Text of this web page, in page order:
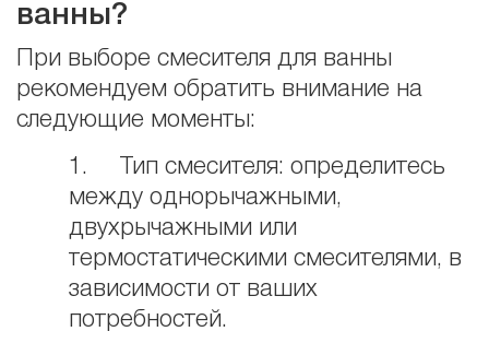
ванны?
При выборе смесителя для ванны
рекомендуем обратить внимание на
следующие моменты:
1. Тип смесителя: определитесь
между однорычажными,
двухрычажными или
термостатическими смесителями, в
зависимости от ваших
потребностей.